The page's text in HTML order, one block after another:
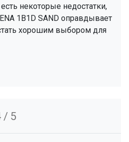
некоторые недостатки,
1B1D SAND оправдывает
хорошим выбором для
/ 5